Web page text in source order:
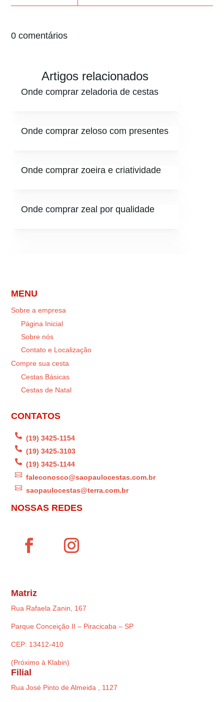
0 comentários
Artigos relacionados
Onde comprar zeladoria de cestas
Onde comprar zeloso com presentes
Onde comprar zoeira e criatividade
Onde comprar zeal por qualidade
MENU
Sobre a empresa
Página Inicial
Sobre nós
Contato e Localização
Compre sua cesta
Cestas Básicas
Cestas de Natal
CONTATOS
 (19) 3425-1154
 (19) 3425-3103
 (19) 3425-1144
 faleconosco@saopaulocestas.com.br
 saopaulocestas@terra.com.br
NOSSAS REDES
Matriz
Rua Rafaela Zanin, 167
Parque Conceição II – Piracicaba – SP
CEP: 13412-410
(Próximo à Klabin)
Filial
Rua José Pinto de Almeida , 1127